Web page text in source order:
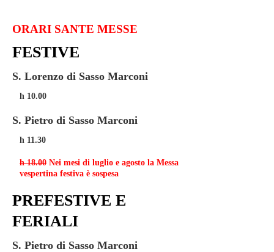
ORARI SANTE MESSE
FESTIVE
S. Lorenzo di Sasso Marconi
h 10.00
S. Pietro di Sasso Marconi
h 11.30
h 18.00 Nei mesi di luglio e agosto la Messa
vespertina festiva è sospesa
PREFESTIVE E
FERIALI
S. Pietro di Sasso Marconi